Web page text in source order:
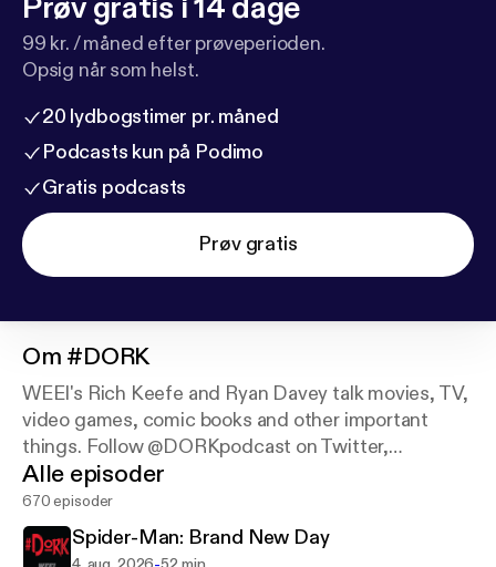
Prøv gratis i 14 dage
99 kr. / måned efter prøveperioden.
Opsig når som helst.
20 lydbogstimer pr. måned
Podcasts kun på Podimo
Gratis podcasts
Prøv gratis
Om #DORK
WEEI's Rich Keefe and Ryan Davey talk movies, TV,
video games, comic books and other important
things. Follow @DORKpodcast on Twitter,
Instagram and YouTube.
Alle episoder
670 episoder
Spider-Man: Brand New Day